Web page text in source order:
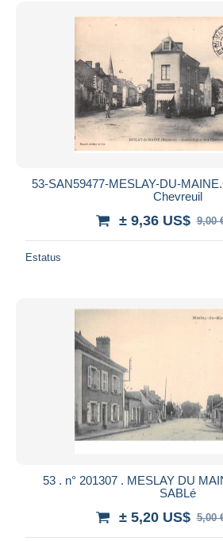
53-SAN59477-MESLAY-DU-
Chevreuil
± 9,36 US$ 9,00
Estatus
53 . n° 201307 . MESLAY DU
SABLé
± 5,20 US$ 5,00